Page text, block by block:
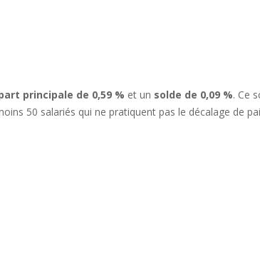
principale de 0,59 % et un solde de 0,09 %. Ce
50 salariés qui ne pratiquent pas le décalage de